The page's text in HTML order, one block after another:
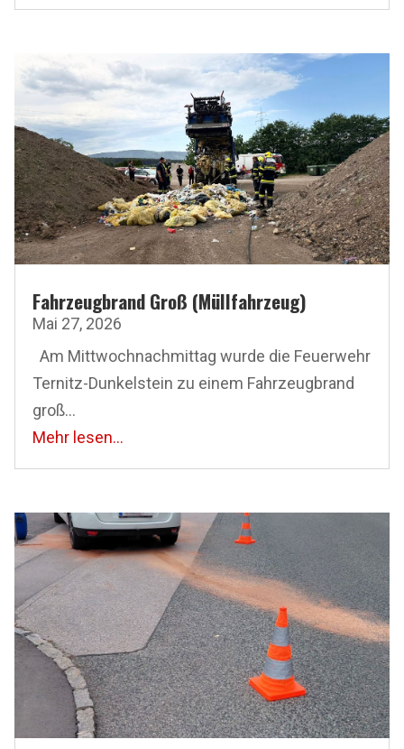
Fahrzeugbrand Groß (Müllfahrzeug)
Mai 27, 2026
Am Mittwoch­nachmittag wurde die Feuerwehr
Ternitz-Dunkelstein zu einem Fahrzeugbrand
groß...
Mehr lesen...